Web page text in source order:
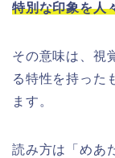
特別な印象を人
その意味は、視
る特性を持った
ます。
読み方は「めあ